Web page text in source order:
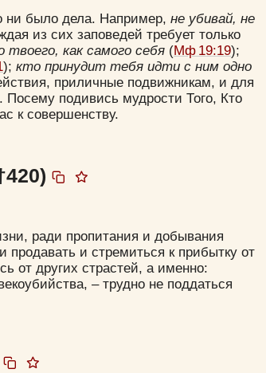
ни было дела. Например, не убивай, не
из сих заповедей требует только
как самого себя (Мф 19:19);
); кто принудит тебя идти с ним одно
приличные подвижникам, и для
подивись мудрости Того, Кто
к совершенству.
ради пропитания и добывания
и стремиться к прибытку от
от других страстей, а именно:
– трудно не поддаться